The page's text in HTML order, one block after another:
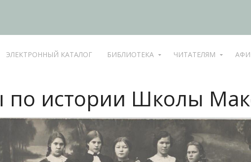
ЭЛЕКТРОННЫЙ КАТАЛОГ БИБЛИОТЕКА ЧИТАТЕЛЯМ
по истории Школы